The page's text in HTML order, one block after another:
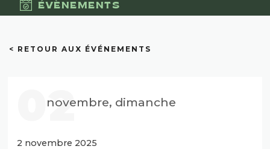
ÉVÈNEMENTS
< RETOUR AUX ÉVÉNEMENTS
02
novembre, dimanche
2 novembre 2025